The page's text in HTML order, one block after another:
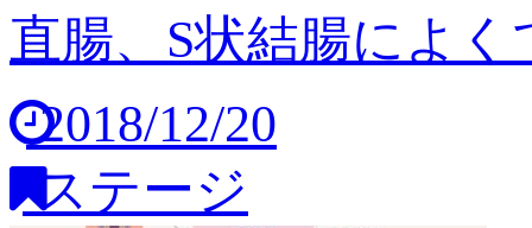
直腸、S状結腸によ
2018/12/20
ステージ